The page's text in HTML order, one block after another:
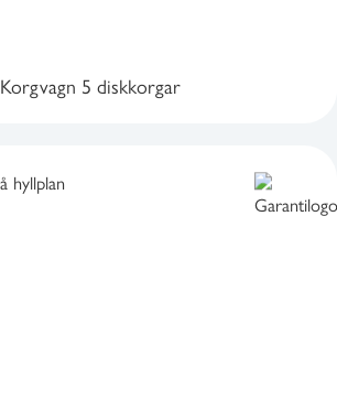
Korgvagn 5 diskkorgar